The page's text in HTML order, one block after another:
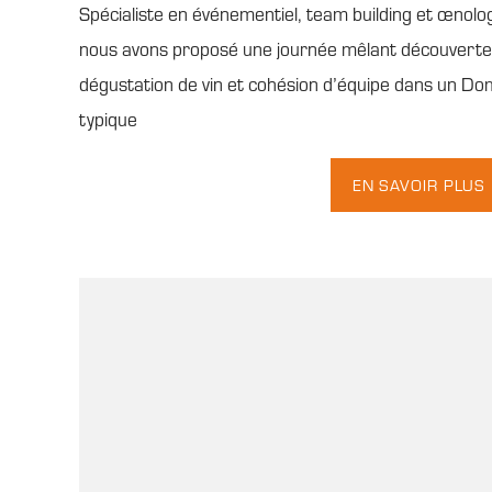
Spécialiste en événementiel, team building et
nous avons proposé une journée mêlant
dégustation de vin et cohésion d’équipe dans un
typique
EN SAVOIR PLUS